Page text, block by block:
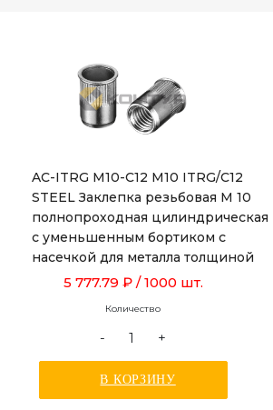
AC-ITRG M10-C12 M10 ITRG/C12
STEEL Заклепка резьбовая М 10
полнопроходная цилиндрическая
с уменьшенным бортиком с
насечкой для металла толщиной
от 1,0 до 3,5 мм, длиной 19,0 мм
5 777.79 ₽ / 1000 шт.
Количество
- +
В КОРЗИНУ